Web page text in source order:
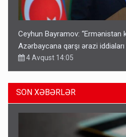
Ceyhun Bayramov: “Ermənistan
Azərbaycana qarşı ərazi iddiaları
4 Avqust 14:05
SON XƏBƏRLƏR